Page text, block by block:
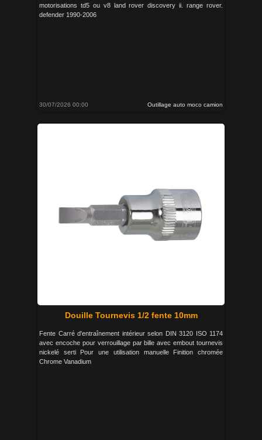
motorisations td5 ou v8 land rover discovery ii. range rover.
defender 1990-2006
30/07/2026 00:00 Outillage auto moco camion
Douille Tournevis 1/2 fente 10mm
Fente Carré d'entraînement intérieur selon DIN 3120 ISO 1174
avec encoche pour verrouillage par bille avec embout tournevis
nickelé serti Pour une utilisation manuelle Finition chromée
Chrome Vanadium